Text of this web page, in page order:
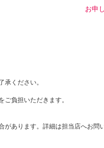
お申
ください。
負担いただきます。
あります。詳細は担当店へお問